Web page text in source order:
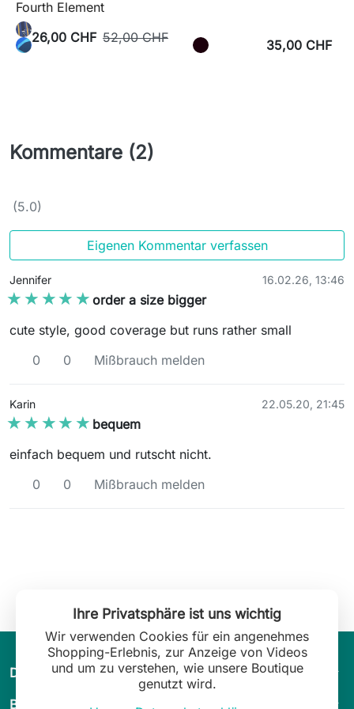
Fourth Element
26,00 CHF 52,00 CHF 35,00 CHF
Kommentare (2)
(5.0)
Eigenen Kommentar verfassen
Jennifer 16.02.26, 13:46
★★★★★
★★★★★ order a size bigger
cute style, good coverage but runs rather small
0
0 Mißbrauch melden
Karin 22.05.20, 21:45
★★★★★
★★★★★ bequem
einfach bequem und rutscht nicht.
0
0 Mißbrauch melden
Die Welt von Leilani Lingerie arrow_drop_down
Beratung arrow_drop_down
Ihre Privatsphäre ist uns wichtig
Wir verwenden Cookies für ein angenehmes
Shopping-Erlebnis, zur Anzeige von Videos
und um zu verstehen, wie unsere Boutique
genutzt wird.